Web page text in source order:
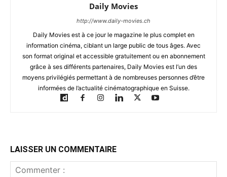
Daily Movies
http://www.daily-movies.ch
Daily Movies est à ce jour le magazine le plus complet en
information cinéma, ciblant un large public de tous âges. Avec
son format original et accessible gratuitement ou en abonnement
grâce à ses différents partenaires, Daily Movies est l’un des
moyens privilégiés permettant à de nombreuses personnes d’être
informées de l’actualité cinématographique en Suisse.
LAISSER UN COMMENTAIRE